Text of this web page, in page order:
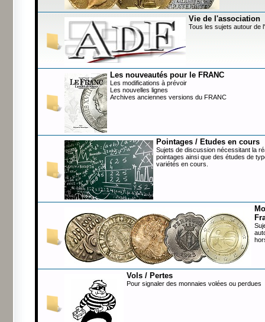
Vie de l'association
Tous les sujets autour de
Les nouveautés pour le FRANC
Les modifications à prévoir
Les nouvelles lignes
Archives anciennes versions du FRANC
Pointages / Etudes en cours
Sujets de discussion nécessitant la
pointages ainsi que des études de
variétés en cours.
Vols / Pertes
Pour signaler des monnaies volées ou perdues